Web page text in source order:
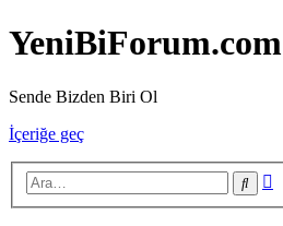
YeniBiForum.com
Sende Bizden Biri Ol
İçeriğe geç
Ara